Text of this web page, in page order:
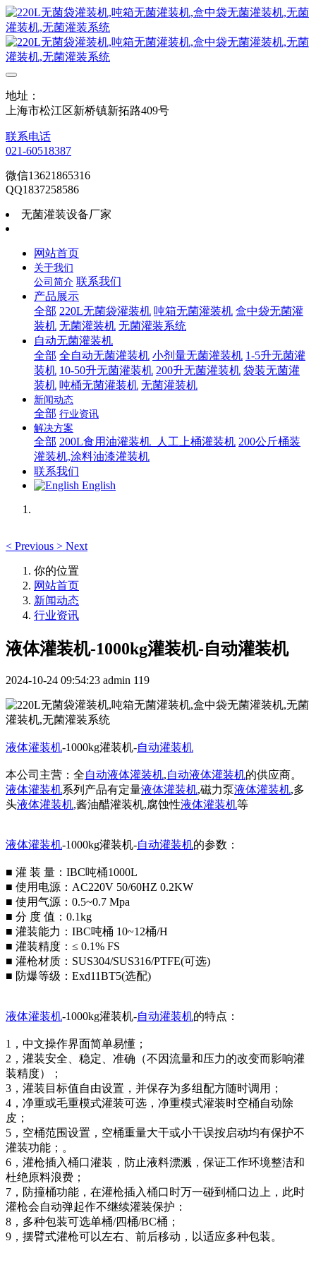
地址：
上海市松江区新桥镇新拓路409号
联系电话
021-60518387
微信13621865316
QQ1837258586
无菌灌装设备厂家
网站首页
关于我们
公司简介 联系我们
产品展示
全部 220L无菌袋灌装机 吨箱无菌灌装机 盒中袋无菌灌
装机 无菌灌装机 无菌灌装系统
自动无菌灌装机
全部 全自动无菌灌装机 小剂量无菌灌装机 1-5升无菌灌
装机 10-50升无菌灌装机 200升无菌灌装机 袋装无菌灌
装机 吨桶无菌灌装机 无菌灌装机
新闻动态
全部 行业资讯
解决方案
全部 200L食用油灌装机_人工上桶灌装机 200公斤桶装
灌装机,涂料油漆灌装机
联系我们
English
< Previous > Next
你的位置
网站首页
新闻动态
行业资讯
液体灌装机-1000kg灌装机-自动灌装机
2024-10-24 09:54:23 admin 119
液体灌装机-1000kg灌装机-自动灌装机
本公司主营：全自动液体灌装机,自动液体灌装机的供应商。
液体灌装机系列产品有定量液体灌装机,磁力泵液体灌装机,多
头液体灌装机,酱油醋灌装机,腐蚀性液体灌装机等
液体灌装机-1000kg灌装机-自动灌装机的参数：
■ 灌 装 量：IBC吨桶1000L
■ 使用电源：AC220V 50/60HZ 0.2KW
■ 使用气源：0.5~0.7 Mpa
■ 分 度 值：0.1kg
■ 灌装能力：IBC吨桶 10~12桶/H
■ 灌装精度：≤ 0.1% FS
■ 灌枪材质：SUS304/SUS316/PTFE(可选)
■ 防爆等级：Exd11BT5(选配)
液体灌装机-1000kg灌装机-自动灌装机的特点：
1，中文操作界面简单易懂；
2，灌装安全、稳定、准确（不因流量和压力的改变而影响灌
装精度）；
3，灌装目标值自由设置，并保存为多组配方随时调用；
4，净重或毛重模式灌装可选，净重模式灌装时空桶自动除
皮；
5，空桶范围设置，空桶重量大干或小干误按启动均有保护不
灌装功能；。
6，灌枪插入桶口灌装，防止液料漂溅，保证工作环境整洁和
杜绝原料浪费；
7，防撞桶功能，在灌枪插入桶口时万一碰到桶口边上，此时
灌枪会自动弹起作不继续灌装保护：
8，多种包装可选单桶/四桶/BC桶；
9，摆臂式灌枪可以左右、前后移动，以适应多种包装。